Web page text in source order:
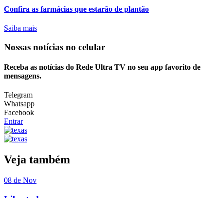
Confira as farmácias que estarão de plantão
Saiba mais
Nossas notícias no celular
Receba as notícias do Rede Ultra TV no seu app favorito de
mensagens.
Telegram
Whatsapp
Facebook
Entrar
Veja também
08 de Nov